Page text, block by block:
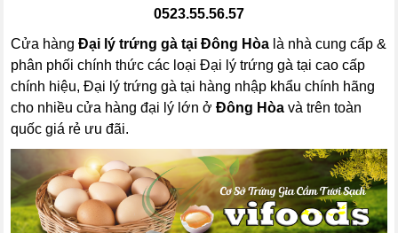
0523.55.56.57
Cửa hàngĐại lý trứng gà tại Đông Hòa là nhà cung cấp &
phân phối chính thức các loại Đại lý trứng gà tại cao cấp
chính hiệu, Đại lý trứng gà tại hàng nhập khẩu chính hãng
cho nhiều cửa hàng đại lý lớn ởĐông Hòa và trên toàn
quốc giá rẻ ưu đãi.